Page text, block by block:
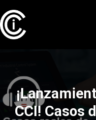
CCI! Casos